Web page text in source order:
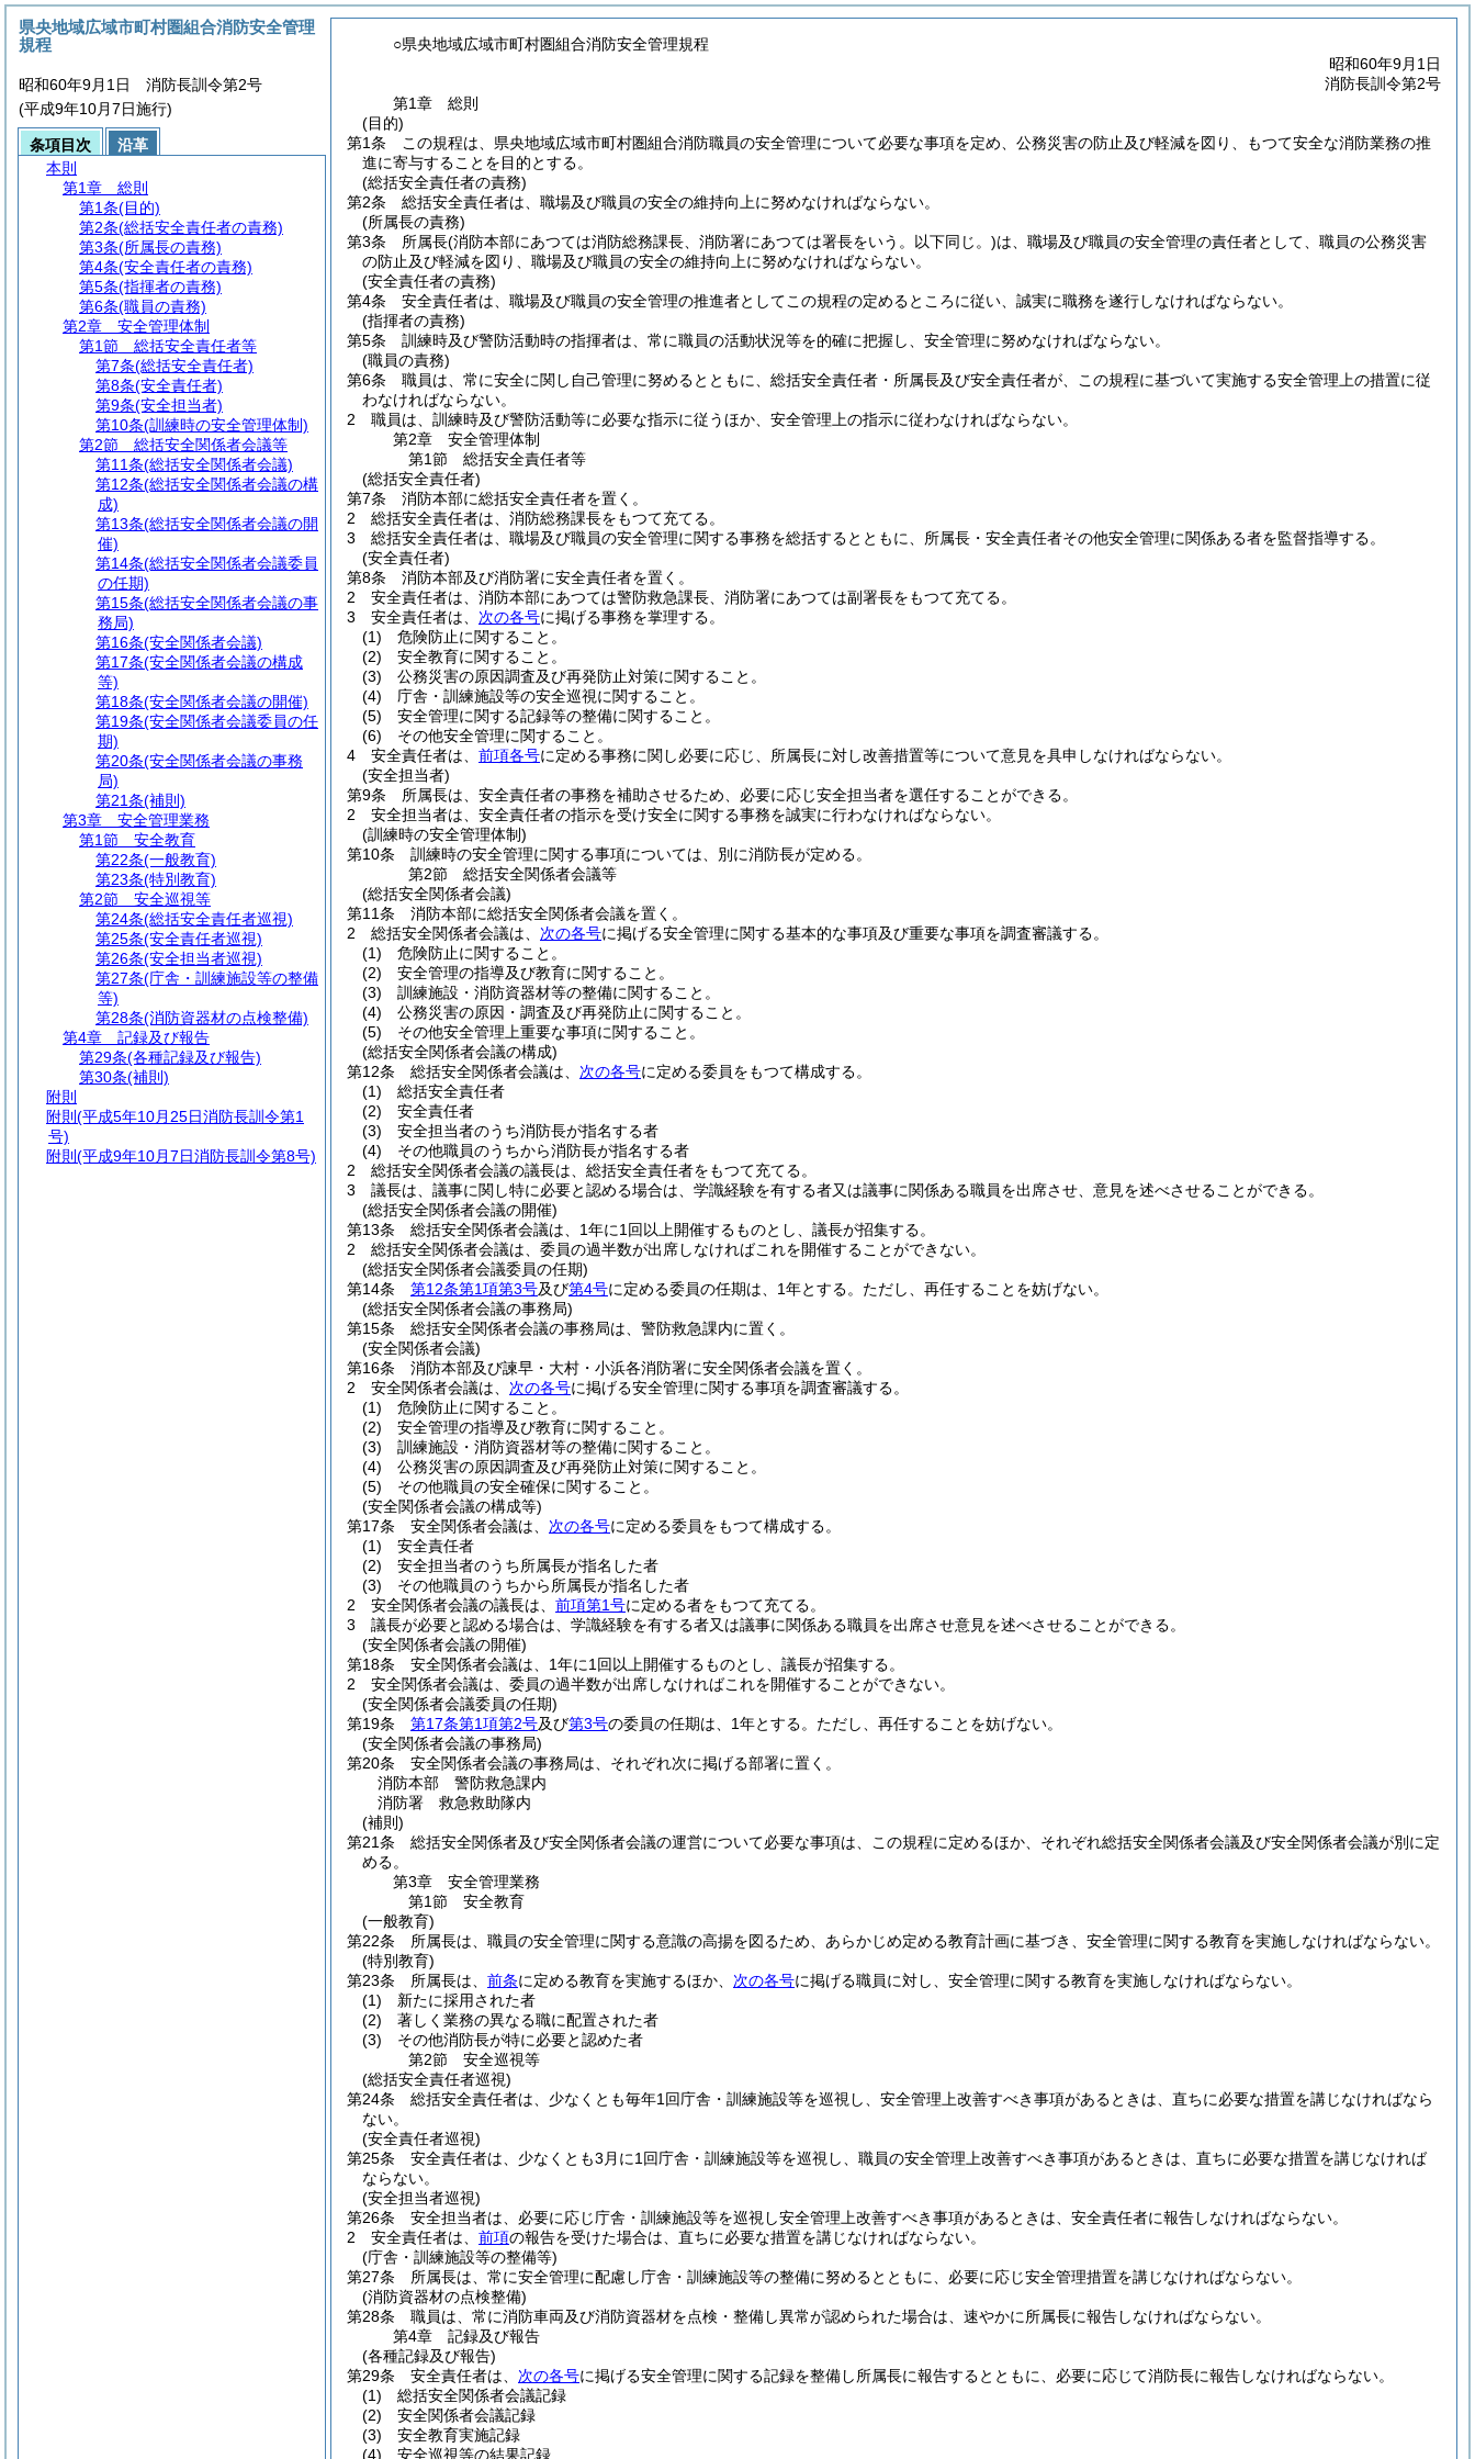
○県央地域広域市町村圏組合消防安全管理規程
昭和60年9月1日
消防長訓令第2号
第1章
総則
(目的)
第1条
この規程は、県央地域広域市町村圏組合消防職員の安全管理について必要な事項を定め、公務災害の防止及び軽減を図り、もつて安全な消防業務の推
進に寄与することを目的とする。
(総括安全責任者の責務)
第2条
総括安全責任者は、職場及び職員の安全の維持向上に努めなければならない。
(所属長の責務)
第3条
所属長(消防本部にあつては消防総務課長、消防署にあつては署長をいう。以下同じ。)は、職場及び職員の安全管理の責任者として、職員の公務災害
の防止及び軽減を図り、職場及び職員の安全の維持向上に努めなければならない。
(安全責任者の責務)
第4条
安全責任者は、職場及び職員の安全管理の推進者としてこの規程の定めるところに従い、誠実に職務を遂行しなければならない。
(指揮者の責務)
第5条
訓練時及び警防活動時の指揮者は、常に職員の活動状況等を的確に把握し、安全管理に努めなければならない。
(職員の責務)
第6条
職員は、常に安全に関し自己管理に努めるとともに、総括安全責任者・所属長及び安全責任者が、この規程に基づいて実施する安全管理上の措置に従
わなければならない。
2
職員は、訓練時及び警防活動等に必要な指示に従うほか、安全管理上の指示に従わなければならない。
第2章
安全管理体制
第1節
総括安全責任者等
(総括安全責任者)
第7条
消防本部に総括安全責任者を置く。
2
総括安全責任者は、消防総務課長をもつて充てる。
3
総括安全責任者は、職場及び職員の安全管理に関する事務を総括するとともに、所属長・安全責任者その他安全管理に関係ある者を監督指導する。
(安全責任者)
第8条
消防本部及び消防署に安全責任者を置く。
2
安全責任者は、消防本部にあつては警防救急課長、消防署にあつては副署長をもつて充てる。
3
安全責任者は、 次の各号に掲げる事務を掌理する。
(1)
危険防止に関すること。
(2)
安全教育に関すること。
(3)
公務災害の原因調査及び再発防止対策に関すること。
(4)
庁舎・訓練施設等の安全巡視に関すること。
(5)
安全管理に関する記録等の整備に関すること。
(6)
その他安全管理に関すること。
4
安全責任者は、 前項各号に定める事務に関し必要に応じ、所属長に対し改善措置等について意見を具申しなければならない。
(安全担当者)
第9条
所属長は、安全責任者の事務を補助させるため、必要に応じ安全担当者を選任することができる。
2
安全担当者は、安全責任者の指示を受け安全に関する事務を誠実に行わなければならない。
(訓練時の安全管理体制)
第10条
訓練時の安全管理に関する事項については、別に消防長が定める。
第2節
総括安全関係者会議等
(総括安全関係者会議)
第11条
消防本部に総括安全関係者会議を置く。
2
総括安全関係者会議は、 次の各号に掲げる安全管理に関する基本的な事項及び重要な事項を調査審議する。
(1)
危険防止に関すること。
(2)
安全管理の指導及び教育に関すること。
(3)
訓練施設・消防資器材等の整備に関すること。
(4)
公務災害の原因・調査及び再発防止に関すること。
(5)
その他安全管理上重要な事項に関すること。
(総括安全関係者会議の構成)
第12条
総括安全関係者会議は、 次の各号に定める委員をもつて構成する。
(1)
総括安全責任者
(2)
安全責任者
(3)
安全担当者のうち消防長が指名する者
(4)
その他職員のうちから消防長が指名する者
2
総括安全関係者会議の議長は、総括安全責任者をもつて充てる。
3
議長は、議事に関し特に必要と認める場合は、学識経験を有する者又は議事に関係ある職員を出席させ、意見を述べさせることができる。
(総括安全関係者会議の開催)
第13条
総括安全関係者会議は、1年に1回以上開催するものとし、議長が招集する。
2
総括安全関係者会議は、委員の過半数が出席しなければこれを開催することができない。
(総括安全関係者会議委員の任期)
第14条
第12条第1項第3号及び第4号に定める委員の任期は、1年とする。 ただし、再任することを妨げない。
(総括安全関係者会議の事務局)
第15条
総括安全関係者会議の事務局は、警防救急課内に置く。
(安全関係者会議)
第16条
消防本部及び諫早・大村・小浜各消防署に安全関係者会議を置く。
2
安全関係者会議は、 次の各号に掲げる安全管理に関する事項を調査審議する。
(1)
危険防止に関すること。
(2)
安全管理の指導及び教育に関すること。
(3)
訓練施設・消防資器材等の整備に関すること。
(4)
公務災害の原因調査及び再発防止対策に関すること。
(5)
その他職員の安全確保に関すること。
(安全関係者会議の構成等)
第17条
安全関係者会議は、 次の各号に定める委員をもつて構成する。
(1)
安全責任者
(2)
安全担当者のうち所属長が指名した者
(3)
その他職員のうちから所属長が指名した者
2
安全関係者会議の議長は、 前項第1号に定める者をもつて充てる。
3
議長が必要と認める場合は、学識経験を有する者又は議事に関係ある職員を出席させ意見を述べさせることができる。
(安全関係者会議の開催)
第18条
安全関係者会議は、1年に1回以上開催するものとし、議長が招集する。
2
安全関係者会議は、委員の過半数が出席しなければこれを開催することができない。
(安全関係者会議委員の任期)
第19条
第17条第1項第2号及び第3号の委員の任期は、1年とする。 ただし、再任することを妨げない。
(安全関係者会議の事務局)
第20条
安全関係者会議の事務局は、それぞれ次に掲げる部署に置く。
消防本部 警防救急課内
消防署 救急救助隊内
(補則)
第21条
総括安全関係者及び安全関係者会議の運営について必要な事項は、この規程に定めるほか、それぞれ総括安全関係者会議及び安全関係者会議が別に定
める。
第3章
安全管理業務
第1節
安全教育
(一般教育)
第22条
所属長は、職員の安全管理に関する意識の高揚を図るため、あらかじめ定める教育計画に基づき、安全管理に関する教育を実施しなければならない。
(特別教育)
第23条
所属長は、 前条に定める教育を実施するほか、 次の各号に掲げる職員に対し、安全管理に関する教育を実施しなければならない。
(1)
新たに採用された者
(2)
著しく業務の異なる職に配置された者
(3)
その他消防長が特に必要と認めた者
第2節
安全巡視等
(総括安全責任者巡視)
第24条
総括安全責任者は、少なくとも毎年1回庁舎・訓練施設等を巡視し、安全管理上改善すべき事項があるときは、直ちに必要な措置を講じなければなら
ない。
(安全責任者巡視)
第25条
安全責任者は、少なくとも3月に1回庁舎・訓練施設等を巡視し、職員の安全管理上改善すべき事項があるときは、直ちに必要な措置を講じなければ
ならない。
(安全担当者巡視)
第26条
安全担当者は、必要に応じ庁舎・訓練施設等を巡視し安全管理上改善すべき事項があるときは、安全責任者に報告しなければならない。
2
安全責任者は、 前項の報告を受けた場合は、直ちに必要な措置を講じなければならない。
(庁舎・訓練施設等の整備等)
第27条
所属長は、常に安全管理に配慮し庁舎・訓練施設等の整備に努めるとともに、必要に応じ安全管理措置を講じなければならない。
(消防資器材の点検整備)
第28条
職員は、常に消防車両及び消防資器材を点検・整備し異常が認められた場合は、速やかに所属長に報告しなければならない。
第4章
記録及び報告
(各種記録及び報告)
第29条
安全責任者は、 次の各号に掲げる安全管理に関する記録を整備し所属長に報告するとともに、必要に応じて消防長に報告しなければならない。
(1)
総括安全関係者会議記録
(2)
安全関係者会議記録
(3)
安全教育実施記録
(4)
安全巡視等の結果記録
県央地域広域市町村圏組合消防安全管理
規程
昭和60年9月1日 消防長訓令第2号
(平成9年10月7日施行)
条項目次
沿革
本則
第1章
総則
第1条(目的)
第2条(総括安全責任者の責務)
第3条(所属長の責務)
第4条(安全責任者の責務)
第5条(指揮者の責務)
第6条(職員の責務)
第2章
安全管理体制
第1節
総括安全責任者等
第7条(総括安全責任者)
第8条(安全責任者)
第9条(安全担当者)
第10条(訓練時の安全管理体制)
第2節
総括安全関係者会議等
第11条(総括安全関係者会議)
第12条(総括安全関係者会議の構
成)
第13条(総括安全関係者会議の開
催)
第14条(総括安全関係者会議委員
の任期)
第15条(総括安全関係者会議の事
務局)
第16条(安全関係者会議)
第17条(安全関係者会議の構成
等)
第18条(安全関係者会議の開催)
第19条(安全関係者会議委員の任
期)
第20条(安全関係者会議の事務
局)
第21条(補則)
第3章
安全管理業務
第1節
安全教育
第22条(一般教育)
第23条(特別教育)
第2節
安全巡視等
第24条(総括安全責任者巡視)
第25条(安全責任者巡視)
第26条(安全担当者巡視)
第27条(庁舎・訓練施設等の整備
等)
第28条(消防資器材の点検整備)
第4章
記録及び報告
第29条(各種記録及び報告)
第30条(補則)
附則
附則 (平成5年10月25日消防長訓令第1
号)
附則 (平成9年10月7日消防長訓令第8号)